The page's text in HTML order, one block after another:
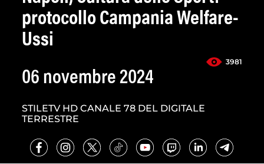
protocollo Campania Welfare-
Ussi
3981
06 novembre 2024
STILETV HD CANALE 78 DEL DIGITALE
TERRESTRE